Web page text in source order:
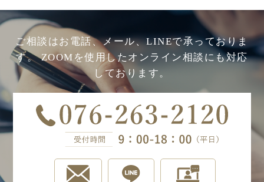
Q 相談料はいくらですか？
Q 友人の代わりに相談しても良いですか？
Q 匿名での相談はできますか？
Q
Q 電話相談に対応していますか？
Q
金沢市内に営業所がありますが、本店は
福井です。対応可能ですか？
Q 建設業許可を持っていなければ工事をし
てはいけないのですか？
Q 金沢市ではどれくらいの期間で許可を取
得できますか？
すか？
Q 宅地建物取引士試験に合格しましたが、
すぐに専任の宅建士になれますか？
Q 専任の宅地建物取引士は、他の仕事はで
きませんか？
Q
にはどのような従業員ですか？
保証協会に加入するにはどうしたらいい
宅建業を始めるのにどれくらいお金がか
Q 平日休みが取れないのですが相談はでき
ますか？
Q どのような場合に公正証書にしたほうが
いいですか？
Q 農地を転用して太陽光発電パネルを設置
して売電収入を得たいのですが？
Q 土地改良区の手続きもしてもらえます
か？
Q
期間がかかりますか？
届出と許可の違いは何ですか？
農地転用ができる農地か分からないので
すが？
Q
図面の用意ができないのですが申請をお
願いできますか？
Q
歩道に少し足場が出てしまっただけです
が、道路占用・使用許可は必要ですか？
Q 道路占用料はいつ払えばいいですか？
Q 道路占用料はどれくらいかかりますか？
許可が下りるまでどれくらいの期間がか
かりますか？
Q 貴事務所の申請で不採択となった申請は
どのようなものでしたか？
Q
小規模事業持続化補助金の採択率はどれ
くらいですか？
Q 低感染リスク型ビジネス枠の対象となる
取り組みは？
Q gBizID（ＧビズＩＤ）とは何ですか？発
行にはお金がかかりますか？
商工会議所、商工会の助言を受けてとあ
りますが、どのようにしたらいいです
ご相談はお電話、メール、LINEで承っておりま
す。ZOOMを使用したオンライン相談にも対応
しております。